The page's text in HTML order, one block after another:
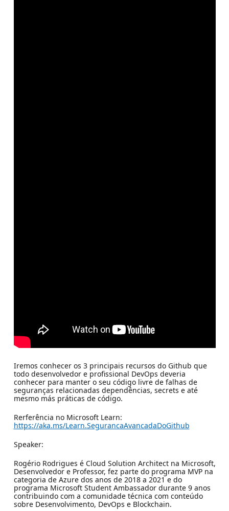
Iremos conhecer os 3 principais recursos do Github que
todo desenvolvedor e profissional DevOps deveria
conhecer para manter o seu código livre de falhas de
seguranças relacionadas dependências, secrets e até
mesmo más práticas de código.
Rerferência no Microsoft Learn:
https://aka.ms/Learn.SegurancaAvancadaDoGithub
Speaker:
Rogério Rodrigues é Cloud Solution Architect na Microsoft,
Desenvolvedor e Professor, fez parte do programa MVP na
categoria de Azure dos anos de 2018 a 2021 e do
programa Microsoft Student Ambassador durante 9 anos
contribuindo com a comunidade técnica com conteúdo
sobre Desenvolvimento, DevOps e Blockchain.